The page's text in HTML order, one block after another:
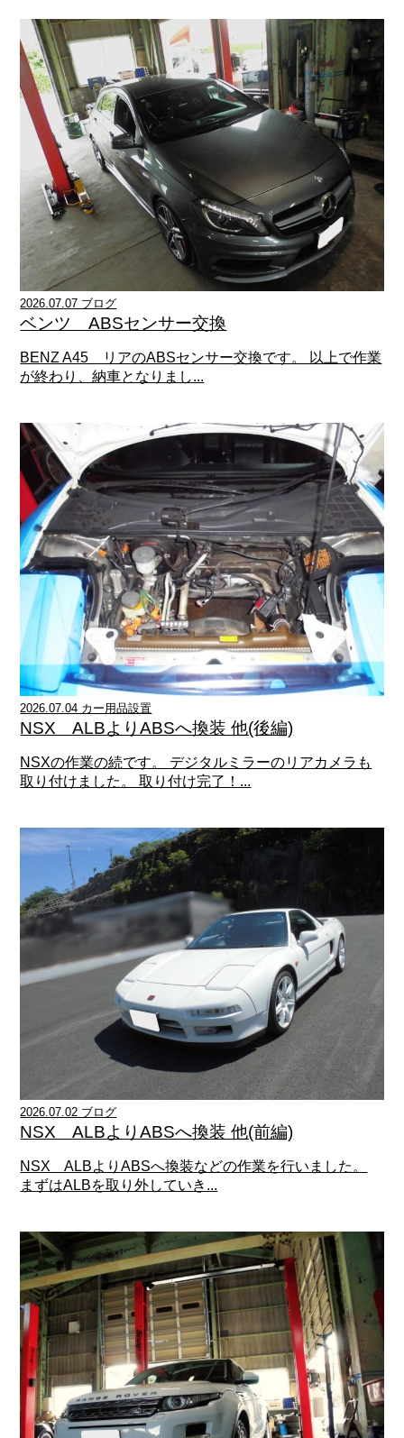
2026.07.07 ブログ
ベンツ ABSセンサー交換
BENZ A45 リアのABSセンサー交換です。 以上で作業
が終わり、納車となりまし...
2026.07.04 カー用品設置
NSX ALBよりABSへ換装 他(後編)
NSXの作業の続です。 デジタルミラーのリアカメラも
取り付けました。 取り付け完了！...
2026.07.02 ブログ
NSX ALBよりABSへ換装 他(前編)
NSX ALBよりABSへ換装などの作業を行いました。
まずはALBを取り外していき...